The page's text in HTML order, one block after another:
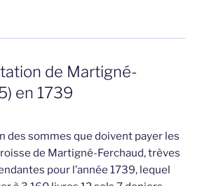
de Martigné-
en 1739
des sommes que doivent payer les
de Martigné-Ferchaud, trèves
pour l’année 1739, lequel